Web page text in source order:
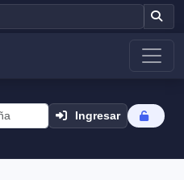
Ingresar